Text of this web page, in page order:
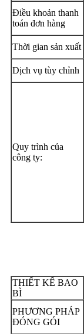
Điều khoản thanh
toán đơn hàng
Thời gian sản xuất
Dịch vụ tùy chỉnh
Quy trình của
công ty:
THIẾT KẾ BAO
BÌ
PHƯƠNG PHÁP
ĐÓNG GÓI